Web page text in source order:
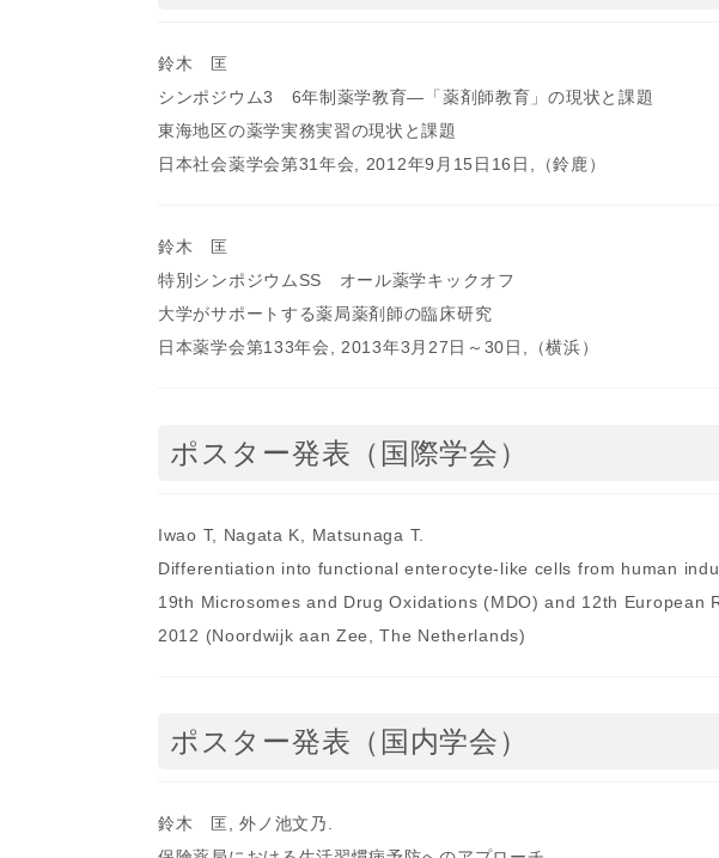
鈴木 匡
シンポジウム3 6年制薬学教育―「薬剤師教育」の現状と課題
東海地区の薬学実務実習の現状と課題
日本社会薬学会第31年会, 2012年9月15日16日,（鈴鹿）
鈴木 匡
特別シンポジウムSS オール薬学キックオフ
大学がサポートする薬局薬剤師の臨床研究
日本薬学会第133年会, 2013年3月27日～30日,（横浜）
ポスター発表（国際学会）
Iwao T, Nagata K, Matsunaga T.
Differentiation into functional enterocyte-like cells from human
19th Microsomes and Drug Oxidations (MDO) and 12th
2012 (Noordwijk aan Zee, The Netherlands)
ポスター発表（国内学会）
鈴木 匡, 外ノ池文乃.